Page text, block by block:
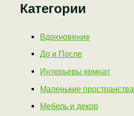
Категории
Вдохновение
До и После
Интерьеры комнат
Маленькие пространства
Мебель и декор